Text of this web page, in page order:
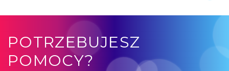
POTRZEBUJESZ
POMOCY?